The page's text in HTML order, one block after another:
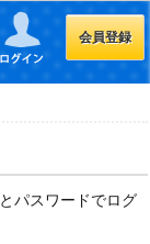
会員登録
パスワードでログ